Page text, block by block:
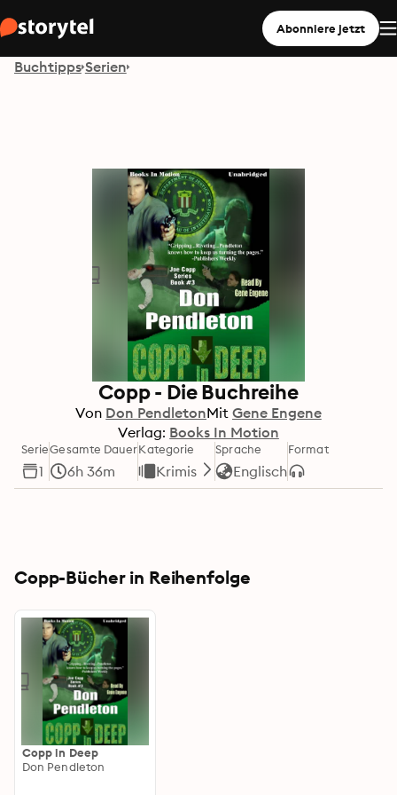
Abonniere jetzt
Buchtipps Serien
Copp - Die Buchreihe
Von Don PendletonMit Gene Engene
Verlag: Books In Motion
Serie
1
Gesamte Dauer
6h 36m
Kategorie
Krimis
Sprache
Englisch
Format
Copp-Bücher in Reihenfolge
Copp in Deep
Don Pendleton